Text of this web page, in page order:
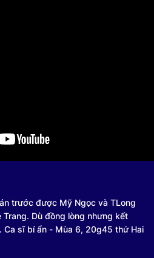
trước được Mỹ Ngọc và TLong
Dù đồng lòng nhưng kết
Ca sĩ bí ẩn - Mùa 6, 20g45 thứ Hai